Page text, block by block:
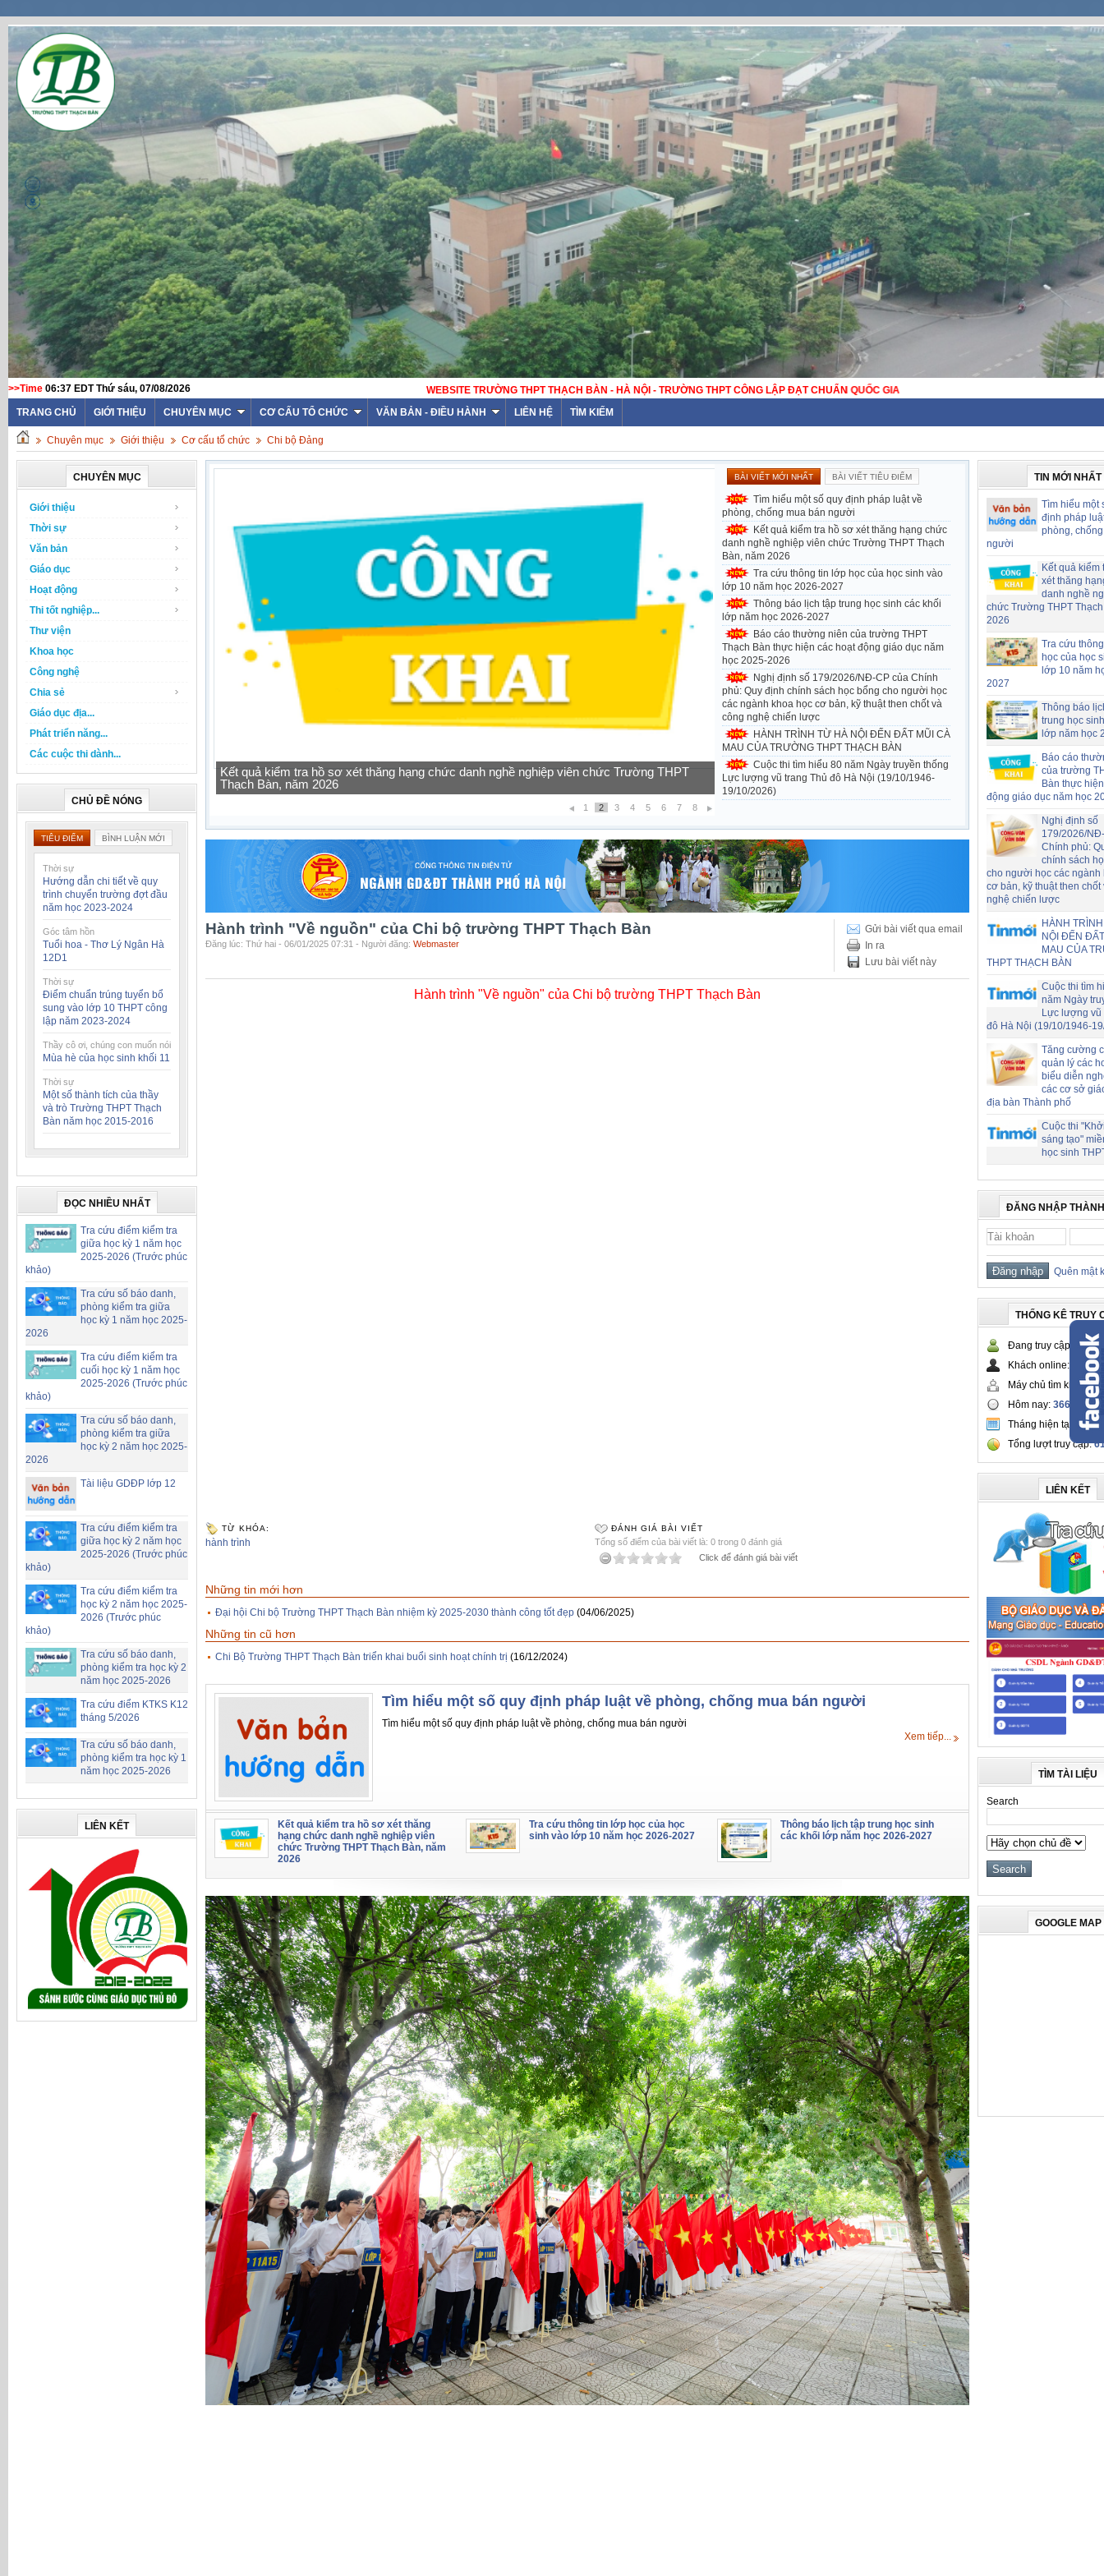
>>Time 06:37 EDT Thứ sáu, 07/08/2026
WEBSITE TRƯỜNG THPT THẠCH BÀN - HÀ NỘI - TRƯỜNG THPT CÔNG LẬP ĐẠT CHUẨN QUỐC GIA
TRANG CHỦ
GIỚI THIỆU CHUYÊN MỤC CƠ CẤU TỔ CHỨC VĂN BẢN - ĐIỀU HÀNH LIÊN HỆ TÌM KIẾM
Chuyên mục Giới thiệu Cơ cấu tổ chức Chi bộ Đảng
CHUYÊN MỤC
Giới thiệu
Thời sự
Văn bản
Giáo dục
Hoạt động
Thi tốt nghiệp...
Thư viện
Khoa học
Công nghệ
Chia sẻ
Giáo dục địa...
Phát triển năng...
Các cuộc thi dành...
CHỦ ĐỀ NÓNG
TIÊU ĐIỂM BÌNH LUẬN MỚI
Thời sự
Hướng dẫn chi tiết về quy
trình chuyển trường đợt đầu
năm học 2023-2024
Góc tâm hồn
Tuổi hoa - Thơ Lý Ngân Hà
12D1
Thời sự
Điểm chuẩn trúng tuyển bổ
sung vào lớp 10 THPT công
lập năm 2023-2024
Thầy cô ơi, chúng con muốn nói
Mùa hè của học sinh khối 11
Thời sự
Một số thành tích của thầy
và trò Trường THPT Thạch
Bàn năm học 2015-2016
ĐỌC NHIỀU NHẤT
Tra cứu điểm kiểm tra
giữa học kỳ 1 năm học
2025-2026 (Trước phúc
khảo)
Tra cứu số báo danh,
phòng kiểm tra giữa
học kỳ 1 năm học 2025-
2026
Tra cứu điểm kiểm tra
cuối học kỳ 1 năm học
2025-2026 (Trước phúc
khảo)
Tra cứu số báo danh,
phòng kiểm tra giữa
học kỳ 2 năm học 2025-
2026
Tài liệu GDĐP lớp 12
Tra cứu điểm kiểm tra
giữa học kỳ 2 năm học
2025-2026 (Trước phúc
khảo)
Tra cứu điểm kiểm tra
học kỳ 2 năm học 2025-
2026 (Trước phúc
khảo)
Tra cứu số báo danh,
phòng kiểm tra học kỳ 2
năm học 2025-2026
Tra cứu điểm KTKS K12
tháng 5/2026
Tra cứu số báo danh,
phòng kiểm tra học kỳ 1
năm học 2025-2026
LIÊN KẾT
Tra cứu thông tin lớp học của học sinh vào lớp 10 năm học 2026-2027
1 2 3 4 5 6 7 8
BÀI VIẾT MỚI NHẤT BÀI VIẾT TIÊU ĐIỂM
Tìm hiểu một số quy định pháp luật về
phòng, chống mua bán người
Kết quả kiểm tra hồ sơ xét thăng hạng chức
danh nghề nghiệp viên chức Trường THPT Thạch
Bàn, năm 2026
Tra cứu thông tin lớp học của học sinh vào
lớp 10 năm học 2026-2027
Thông báo lịch tập trung học sinh các khối
lớp năm học 2026-2027
Báo cáo thường niên của trường THPT
Thạch Bàn thực hiện các hoạt động giáo dục năm
học 2025-2026
Nghị định số 179/2026/NĐ-CP của Chính
phủ: Quy định chính sách học bổng cho người học
các ngành khoa học cơ bản, kỹ thuật then chốt và
công nghệ chiến lược
HÀNH TRÌNH TỪ HÀ NỘI ĐẾN ĐẤT MŨI CÀ
MAU CỦA TRƯỜNG THPT THẠCH BÀN
Cuộc thi tìm hiểu 80 năm Ngày truyền thống
Lực lượng vũ trang Thủ đô Hà Nội (19/10/1946-
19/10/2026)
Gửi bài viết qua email
In ra
Lưu bài viết này
Hành trình "Về nguồn" của Chi bộ trường THPT Thạch Bàn
Đăng lúc: Thứ hai - 06/01/2025 07:31 - Người đăng: Webmaster
Hành trình "Về nguồn" của Chi bộ trường THPT Thạch Bàn
TỪ KHÓA:
hành trình
ĐÁNH GIÁ BÀI VIẾT
Tổng số điểm của bài viết là: 0 trong 0 đánh giá
Click để đánh giá bài viết
Những tin mới hơn
Đại hội Chi bộ Trường THPT Thạch Bàn nhiệm kỳ 2025-2030 thành công tốt đẹp (04/06/2025)
Những tin cũ hơn
Chi Bộ Trường THPT Thạch Bàn triển khai buổi sinh hoạt chính trị (16/12/2024)
Tìm hiểu một số quy định pháp luật về phòng, chống mua bán người
Tìm hiểu một số quy định pháp luật về phòng, chống mua bán người
Xem tiếp...
Kết quả kiểm tra hồ sơ xét thăng
hạng chức danh nghề nghiệp viên
chức Trường THPT Thạch Bàn, năm
2026
Tra cứu thông tin lớp học của học
sinh vào lớp 10 năm học 2026-2027
Thông báo lịch tập trung học sinh
các khối lớp năm học 2026-2027
TIN MỚI NHẤT
Tìm hiểu một
định pháp
phòng,
người
Kết quả kiểm
xét thăng
danh nghề
chức Trường THPT
2026
Tra cứu
học của học
lớp 10 năm
2027
Thông báo
trung học
lớp năm học
Báo cáo
của trường
Bàn thực
động giáo dục năm học
Nghị định số
179/2026/
Chính phủ:
chính sách
cho người học các ngành
cơ bản, kỹ thuật then chốt
nghệ chiến lược
HÀNH
NỘI ĐẾN
MAU CỦA
THPT THẠCH BÀN
Cuộc thi tìm
năm Ngày
Lực lượng vũ
đô Hà Nội (19/10/1946-
Tăng cường
quản lý các
biểu diễn
các cơ sở
địa bàn Thành phố
Cuộc thi
sáng tạo"
học sinh
ĐĂNG NHẬP
Quên mật
THỐNG KÊ TRUY
Đang truy cập:
142
Khách online:
130
Máy chủ tìm kiếm:12
Hôm nay: 36667
Tháng hiện tại:
Tổng lượt truy cập:
LIÊN KẾT
TÌM TÀI LIỆU
Search
GOOGLE MAP